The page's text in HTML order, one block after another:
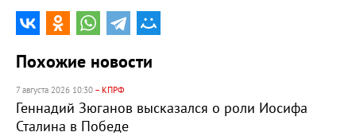
Похожие новости
7 августа 2026 10:30 – КПРФ
Геннадий Зюганов высказался о роли Иосифа
Сталина в Победе